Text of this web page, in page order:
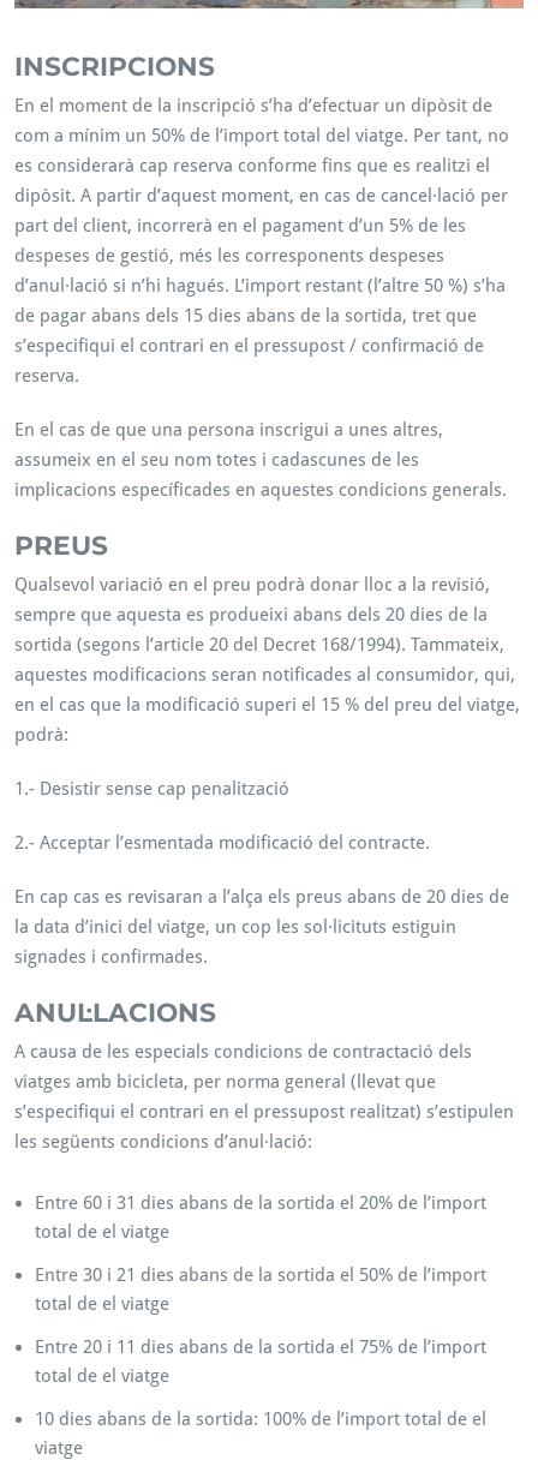
INSCRIPCIONS
En el moment de la inscripció s’ha d’efectuar un dipòsit de
com a mínim un 50% de l’import total del viatge. Per tant, no
es considerarà cap reserva conforme fins que es realitzi el
dipòsit. A partir d’aquest moment, en cas de cancel·lació per
part del client, incorrerà en el pagament d’un 5% de les
despeses de gestió, més les corresponents despeses
d’anul·lació si n’hi hagués. L’import restant (l’altre 50 %) s’ha
de pagar abans dels 15 dies abans de la sortida, tret que
s’especifiqui el contrari en el pressupost / confirmació de
reserva.
En el cas de que una persona inscrigui a unes altres,
assumeix en el seu nom totes i cadascunes de les
implicacions específicades en aquestes condicions generals.
PREUS
Qualsevol variació en el preu podrà donar lloc a la revisió,
sempre que aquesta es produeixi abans dels 20 dies de la
sortida (segons l’article 20 del Decret 168/1994). Tammateix,
aquestes modificacions seran notificades al consumidor, qui,
en el cas que la modificació superi el 15 % del preu del viatge,
podrà:
1.- Desistir sense cap penalització
2.- Acceptar l’esmentada modificació del contracte.
En cap cas es revisaran a l’alça els preus abans de 20 dies de
la data d’inici del viatge, un cop les sol·licituts estiguin
signades i confirmades.
ANUL·LACIONS
A causa de les especials condicions de contractació dels
viatges amb bicicleta, per norma general (llevat que
s’especifiqui el contrari en el pressupost realitzat) s’estipulen
les següents condicions d’anul·lació:
Entre 60 i 31 dies abans de la sortida el 20% de l’import
total de el viatge
Entre 30 i 21 dies abans de la sortida el 50% de l’import
total de el viatge
Entre 20 i 11 dies abans de la sortida el 75% de l’import
total de el viatge
10 dies abans de la sortida: 100% de l’import total de el
viatge